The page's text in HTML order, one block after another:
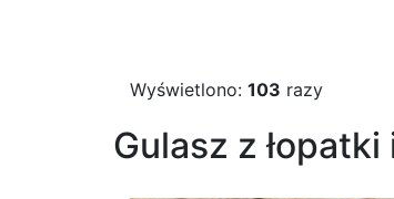
Wyświetlono: 103 razy
Gulasz z